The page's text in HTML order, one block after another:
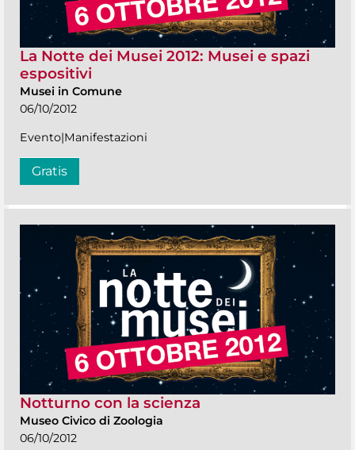
La Notte dei Musei 2012: Musei e spazi
espositivi
Musei in Comune
06/10/2012
Evento|Manifestazioni
Gratis
Notturno con la scienza
Museo Civico di Zoologia
06/10/2012